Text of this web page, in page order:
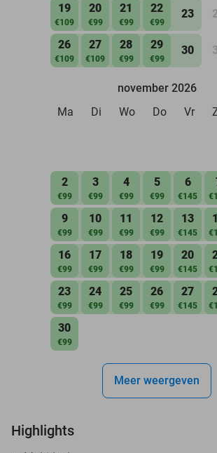
19
€109
20
€99
21
€99
22
€99
23
26
€109
27
€109
28
€99
29
€99
30
november 2026
Ma
Di Wo Do Vr
2
€99
3
€99
4
€99
5
€99
6
€145
9
€99
10
€99
11
€99
12
€99
13
€145
16
€99
17
€99
18
€99
19
€99
20
€145
23
€99
24
€99
25
€99
26
€99
27
€145
30
€99
Meer weergeven
Highlights